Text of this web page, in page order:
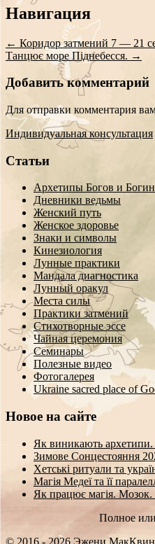
Сообщение
навигации
Навигация
← Коридор затмений 7 — 21
Танцює море Піднебесся. →
Добавить комментарий
Для отправки комментария
Индивидуальная консультация
Статьи
Архетипы Богов и
Дневники ведьмы
Женский путь
Женское здоровье
Знаки и символы
Кинезиология
Лунные практики
Мандала диагностика
Лунный оракул
Места силы
Практики затмений
Стихотворные эссе
Чайная церемония
Семинары
Полезные видео
Фотогалерея
Ukraine sacred place of
Новое на сайте
Як виникають архетипи.
Зимове Сонцестояння
Хетські ритуали та
Магія Медеї та її
Як працює магія. Мозок.
Полное
© 2016 - 2026 Эжени